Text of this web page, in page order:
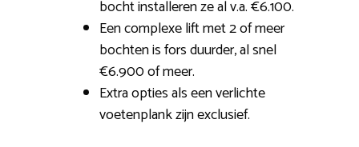
bocht installeren ze al v.a. €6.100.
Een complexe lift met 2 of meer
bochten is fors duurder, al snel
€6.900 of meer.
Extra opties als een verlichte
voetenplank zijn exclusief.